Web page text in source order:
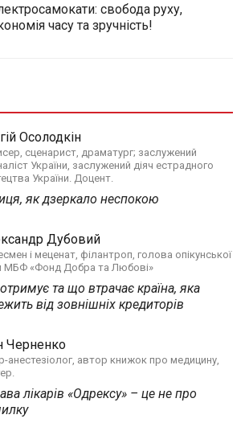
свобода руху,
часу та зручність!
Осолодкін
сценарист, драматург; заслужений
України, заслужений діяч естрадного
України. Доцент.
як дзеркало неспокою
Дубовий
і меценат, філантроп, голова опікунської
МБФ «Фонд Добра та Любові»
та що втрачає країна, яка
від зовнішніх кредиторів
Черненко
анестезіолог, автор книжок про медицину,
лікарів «Одрексу» – це не про